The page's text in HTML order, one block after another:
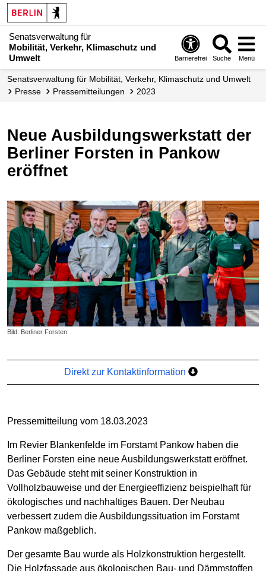
Senatsverwaltung für
Mobilität, Verkehr, Klimaschutz und
Umwelt
Barrierefrei Suche Menü
Senatsverwaltung für Mobilität, Verkehr, Klimaschutz und Umwelt
Presse
Presse­mitteilungen 2023
Neue Ausbildungswerkstatt der
Berliner Forsten in Pankow
eröffnet
Bild: Berliner Forsten
Direkt zur Kontaktinformation
Pressemitteilung vom 18.03.2023
Im Revier Blankenfelde im Forstamt Pankow haben die
Berliner Forsten eine neue Ausbildungswerkstatt eröffnet.
Das Gebäude steht mit seiner Konstruktion in
Vollholzbauweise und der Energieeffizienz beispielhaft für
ökologisches und nachhaltiges Bauen. Der Neubau
verbessert zudem die Ausbildungssituation im Forstamt
Pankow maßgeblich.
Der gesamte Bau wurde als Holzkonstruktion hergestellt.
Die Holzfassade aus ökologischen Bau- und Dämmstoffen